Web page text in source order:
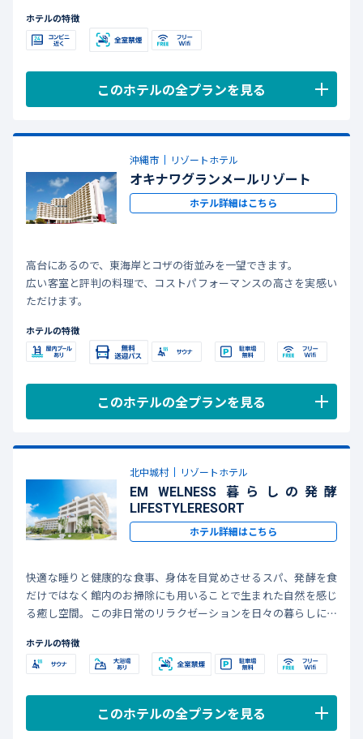
Okinawa Holiday Hackersも取材しました！【詳しくはコチラ】
ホテルの特徴
このホテルの全プランを見る
沖縄市 リゾートホテル
オキナワグランメールリゾート
ホテル詳細はこちら
高台にあるので、東海岸とコザの街並みを一望できます。
広い客室と評判の料理で、コストパフォーマンスの高さを実感い
ただけます。
ホテルの特徴
このホテルの全プランを見る
北中城村 リゾートホテル
EM WELNESS 暮らしの発酵
LIFESTYLERESORT
ホテル詳細はこちら
快適な睡りと健康的な食事、身体を目覚めさせるスパ、発酵を食
だけではなく館内のお掃除にも用いることで生まれた自然を感じ
る癒し空間。この非日常のリラクゼーションを日々の暮らしに活
縄ホテル＆スパ」は、「暮らしの発酵ライフスタイルリゾート」と
して生まれ変わりました。
サステナブルなホテルとして新たなリゾートスタイルをご提案し
ホテルの特徴
このホテルの全プランを見る